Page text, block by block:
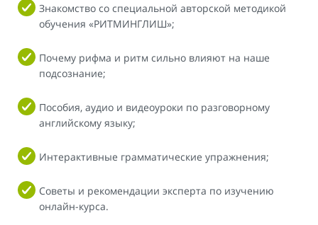
Знакомство со специальной авторской методикой
обучения «РИТМИНГЛИШ»;
Почему рифма и ритм сильно влияют на наше
подсознание;
Пособия, аудио и видеоуроки по разговорному
английскому языку;
Интерактивные грамматические упражнения;
Советы и рекомендации эксперта по изучению
онлайн-курса.